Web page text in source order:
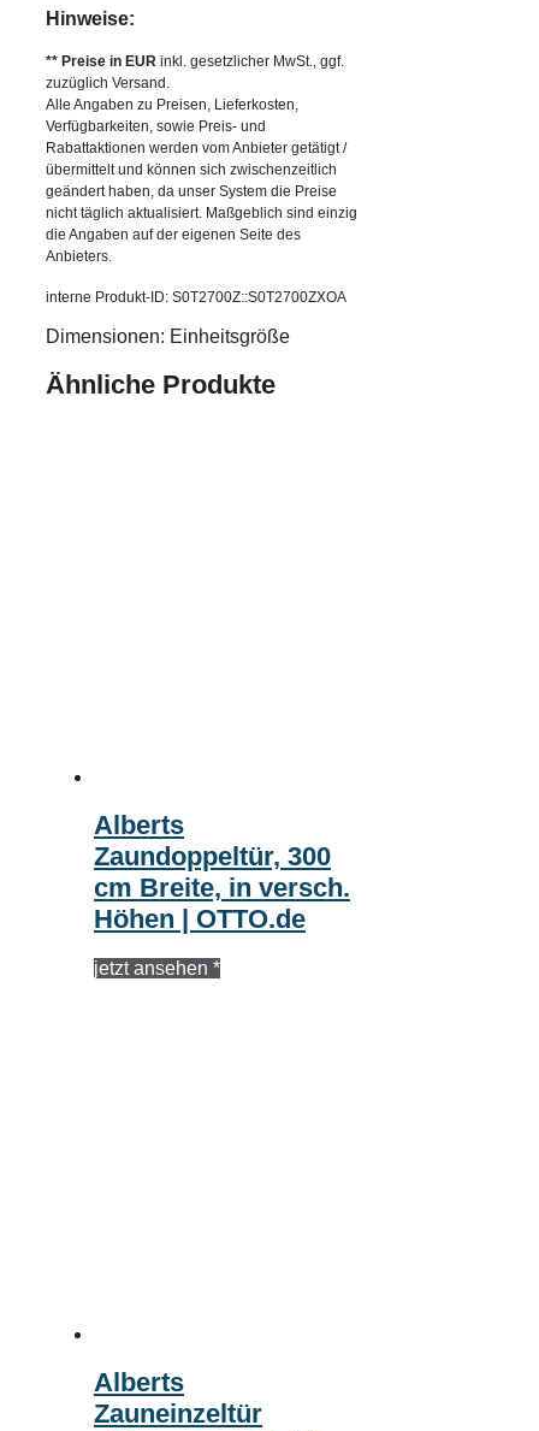
Hinweise:
** Preise in EUR inkl. gesetzlicher MwSt., ggf.
zuzüglich Versand.
Alle Angaben zu Preisen, Lieferkosten,
Verfügbarkeiten, sowie Preis- und
Rabattaktionen werden vom Anbieter getätigt /
übermittelt und können sich zwischenzeitlich
geändert haben, da unser System die Preise
nicht täglich aktualisiert. Maßgeblich sind einzig
die Angaben auf der eigenen Seite des
Anbieters.
interne Produkt-ID: S0T2700Z::S0T2700ZXOA
Dimensionen: Einheitsgröße
Ähnliche Produkte
Alberts
Zaundoppeltür, 300
cm Breite, in versch.
Höhen | OTTO.de
jetzt ansehen *
Alberts
Zauneinzeltür